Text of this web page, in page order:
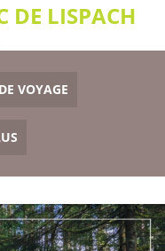
DE LISPACH
VOYAGE